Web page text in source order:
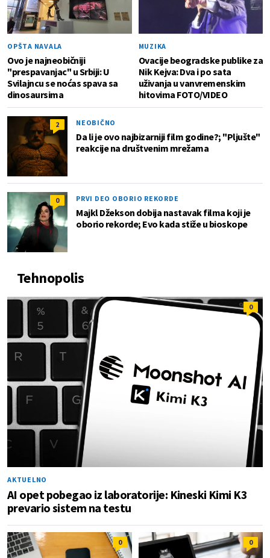
OPŠTA NAVALA
Ovo je najneobičniji
"prespavanjac" u Srbiji: U
Svilajncu se noćas spava sa
dinosaursima
MUZIKA
Ovacije beogradske publike za
Nik Kejva: Dva i po sata
uživanja u vanvremenskim
hitovima FOTO/VIDEO
2 NEOBIČNO
Da li je ovo najbizarniji film godine?; "Pljušte"
reakcije na društvenim mrežama
0 PRVI DEO OBORIO REKORDE
Majkl Džekson dobija nastavak filma koji je
oborio rekorde; Evo kada stiže u bioskope
Tehnopolis
0
AKTUELNO
AI opet pobegao iz laboratorije: Kineski Kimi K3
prevario sistem na testu
0 0